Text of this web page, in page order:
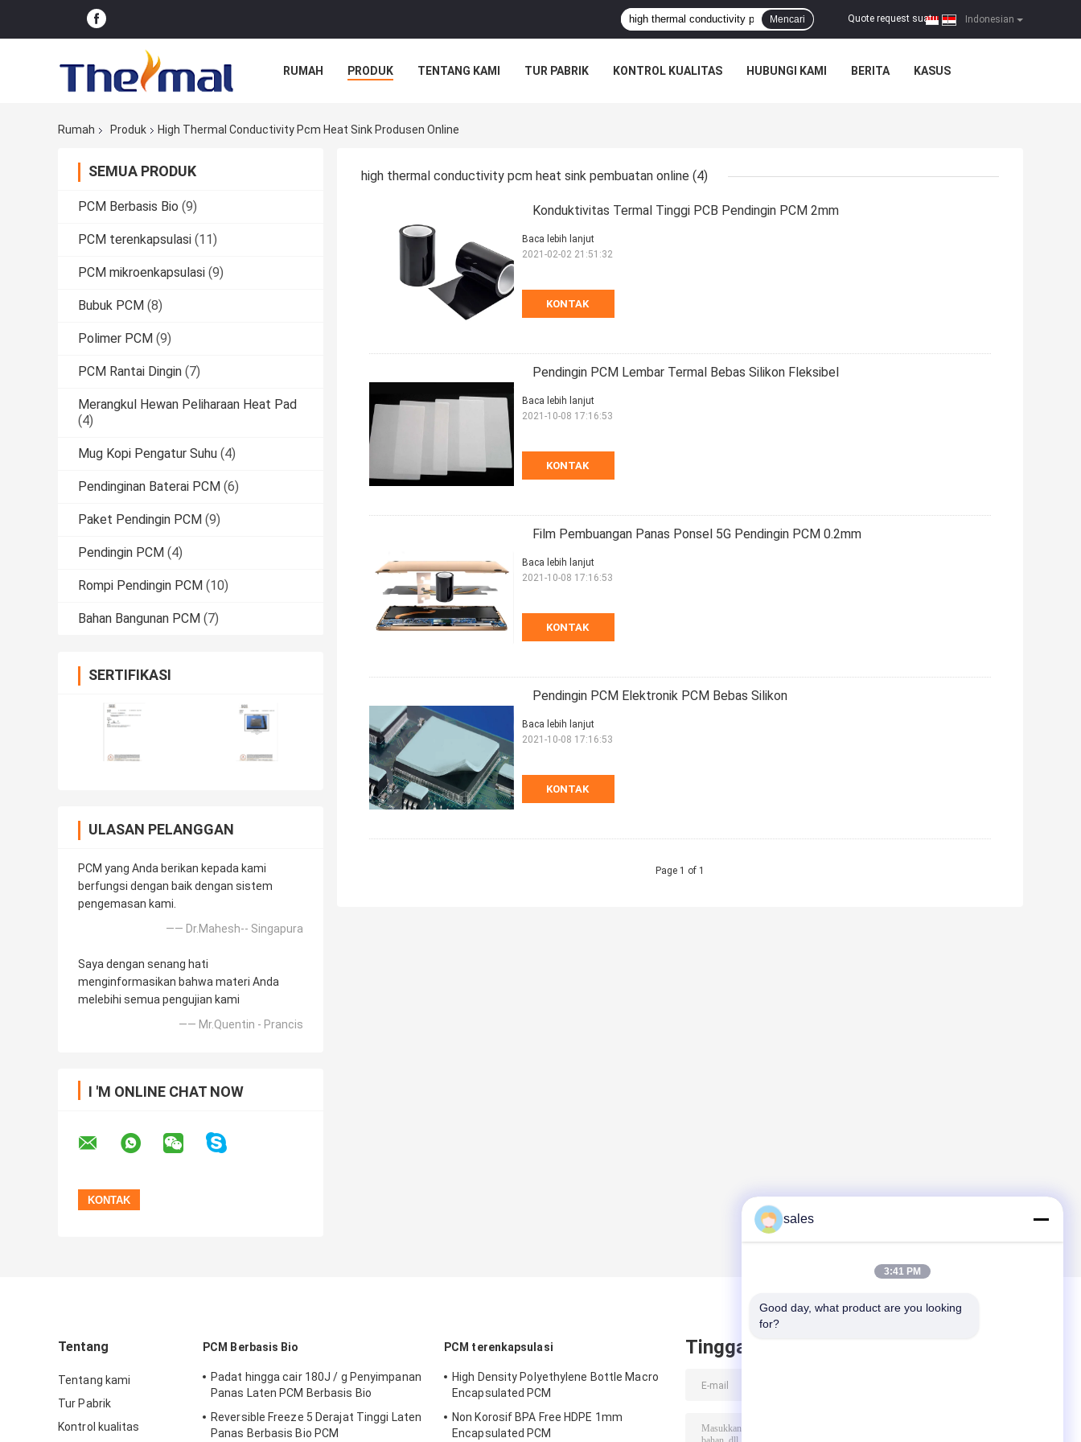
Indonesian
Quote request suatu |
Mencari
RUMAH PRODUK TENTANG KAMI TUR PABRIK KONTROL KUALITAS HUBUNGI KAMI BERITA KASUS
Rumah Produk High Thermal Conductivity Pcm Heat Sink Produsen Online
SEMUA PRODUK
PCM Berbasis Bio (9)
PCM terenkapsulasi (11)
PCM mikroenkapsulasi (9)
Bubuk PCM (8)
Polimer PCM (9)
PCM Rantai Dingin (7)
Merangkul Hewan Peliharaan Heat Pad
(4)
Mug Kopi Pengatur Suhu (4)
Pendinginan Baterai PCM (6)
Paket Pendingin PCM (9)
Pendingin PCM (4)
Rompi Pendingin PCM (10)
Bahan Bangunan PCM (7)
SERTIFIKASI
ULASAN PELANGGAN
PCM yang Anda berikan kepada kami
berfungsi dengan baik dengan sistem
pengemasan kami.
—— Dr.Mahesh-- Singapura
Saya dengan senang hati
menginformasikan bahwa materi Anda
melebihi semua pengujian kami
—— Mr.Quentin - Prancis
I 'M ONLINE CHAT NOW
high thermal conductivity pcm heat sink pembuatan online (4)
Konduktivitas Termal Tinggi PCB Pendingin PCM 2mm
KONTAK
Baca lebih lanjut
2021-02-02 21:51:32
Pendingin PCM Lembar Termal Bebas Silikon Fleksibel
KONTAK
Baca lebih lanjut
2021-10-08 17:16:53
Film Pembuangan Panas Ponsel 5G Pendingin PCM 0.2mm
KONTAK
Baca lebih lanjut
2021-10-08 17:16:53
Pendingin PCM Elektronik PCM Bebas Silikon
KONTAK
Baca lebih lanjut
2021-10-08 17:16:53
Page 1 of 1
Tentang
Tentang kami
Tur Pabrik
Kontrol kualitas
PCM Berbasis Bio
Padat hingga cair 180J / g Penyimpanan
Panas Laten PCM Berbasis Bio
Reversible Freeze 5 Derajat Tinggi Laten
Panas Berbasis Bio PCM
PCM terenkapsulasi
High Density Polyethylene Bottle Macro
Encapsulated PCM
Non Korosif BPA Free HDPE 1mm
Encapsulated PCM
Tinggalkan pesan
sales
3:41 PM
Good day, what product are you looking
for?